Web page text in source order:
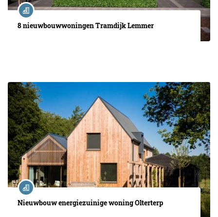
8 nieuwbouwwoningen Tramdijk Lemmer
Nieuwbouw energiezuinige woning Olterterp